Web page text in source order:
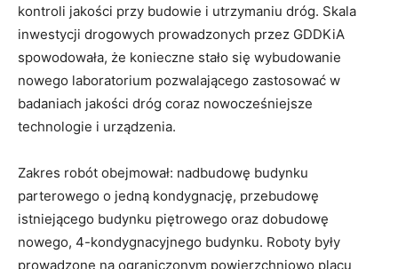
kontroli jakości przy budowie i utrzymaniu dróg. Skala
inwestycji drogowych prowadzonych przez GDDKiA
spowodowała, że konieczne stało się wybudowanie
nowego laboratorium pozwalającego zastosować w
badaniach jakości dróg coraz nowocześniejsze
technologie i urządzenia.
Zakres robót obejmował: nadbudowę budynku
parterowego o jedną kondygnację, przebudowę
istniejącego budynku piętrowego oraz dobudowę
nowego, 4-kondygnacyjnego budynku. Roboty były
prowadzone na ograniczonym powierzchniowo placu